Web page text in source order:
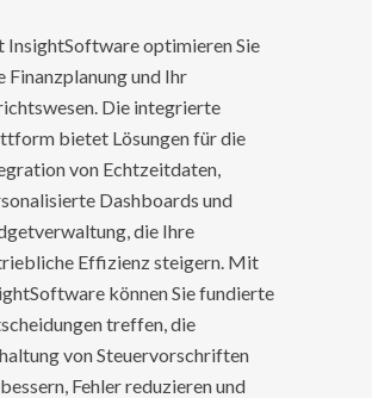
InsightSoftware optimieren Sie
Finanzplanung und Ihr
Die integrierte
bietet Lösungen für die
von Echtzeitdaten,
Dashboards und
die Ihre
Effizienz steigern. Mit
können Sie fundierte
treffen, die
von Steuervorschriften
Fehler reduzieren und